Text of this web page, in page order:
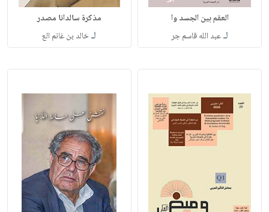
العقم بين الجسد وا
لـعبد الله قاسم جر
مذكرة سالدانا مصدر
لـخالد بن غانم الع